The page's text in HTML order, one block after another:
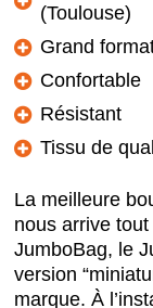
(Toulouse)
Grand
Confortable
Résistant
Tissu de
La meilleure
nous arrive
JumboBag, le
version
marque. À